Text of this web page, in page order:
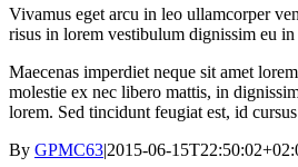
Vivamus eget arcu in leo ullamcorper
risus in lorem vestibulum dignissim eu in
Maecenas imperdiet neque sit amet
molestie ex nec libero mattis, in
lorem. Sed tincidunt feugiat est, id
By GPMC63|2015-06-